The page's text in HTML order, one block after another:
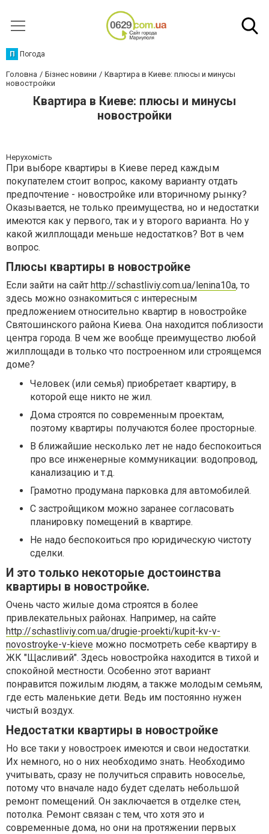
П Погода
Головна Бізнес новини
Квартира в Киеве: плюсы и минусы
новостройки
Квартира в Киеве: плюсы и минусы
новостройки
Нерухомість
При выборе квартиры в Киеве перед каждым
покупателем стоит вопрос, какому варианту отдать
предпочтение - новостройке или вторичному рынку?
Оказывается, не только преимущества, но и недостатки
имеются как у первого, так и у второго варианта. Но у
какой жилплощади меньше недостатков? Вот в чем
вопрос.
Плюсы квартиры в новостройке
Если зайти на сайт http://schastliviy.com.ua/lenina10a, то
здесь можно ознакомиться с интересным
предложением относительно квартир в новостройке
Святошинского района Киева. Она находится поблизости
центра города. В чем же вообще преимущество любой
жилплощади в только что построенном или строящемся
доме?
Человек (или семья) приобретает квартиру, в
которой еще никто не жил.
Дома строятся по современным проектам,
поэтому квартиры получаются более просторные.
В ближайшие несколько лет не надо беспокоиться
про все инженерные коммуникации: водопровод,
канализацию и т.д.
Грамотно продумана парковка для автомобилей.
С застройщиком можно заранее согласовать
планировку помещений в квартире.
Не надо беспокоиться про юридическую чистоту
сделки.
И это только некоторые достоинства
квартиры в новостройке.
Очень часто жилые дома строятся в более
привлекательных районах. Например, на сайте
http://schastliviy.com.ua/drugie-proekti/kupit-kv-v-
novostroyke-v-kieve можно посмотреть себе квартиру в
ЖК "Щасливий". Здесь новостройка находится в тихой и
спокойной местности. Особенно этот вариант
понравится пожилым людям, а также молодым семьям,
где есть маленькие дети. Ведь им постоянно нужен
чистый воздух.
Недостатки квартиры в новостройке
Но все таки у новостроек имеются и свои недостатки.
Их немного, но о них необходимо знать. Необходимо
учитывать, сразу не получиться справить новоселье,
потому что вначале надо будет сделать небольшой
ремонт помещений. Он заключается в отделке стен,
потолка. Ремонт связан с тем, что хотя это и
современные дома, но они на протяжении первых